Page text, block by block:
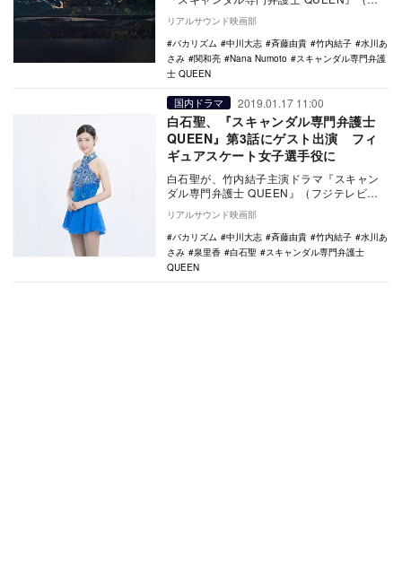
ジテレビ系）第2話。ゲストに成海璃子が登
場し、セ…
リアルサウンド映画部
バカリズム
中川大志 斉藤由貴 竹内結子
水川あ
さみ
関和亮 Nana Numoto
スキャンダル専門弁護
士 QUEEN
国内ドラマ 2019.01.17 11:00
白石聖、『スキャンダル専門弁護士
QUEEN』第3話にゲスト出演 フィ
ギュアスケート女子選手役に
白石聖が、竹内結子主演ドラマ『スキャン
ダル専門弁護士 QUEEN』（フジテレビ
系）の第3話にゲスト出演することが明らか
になった。…
リアルサウンド映画部
バカリズム
中川大志 斉藤由貴 竹内結子
水川あ
さみ
泉里香 白石聖
スキャンダル専門弁護士
QUEEN